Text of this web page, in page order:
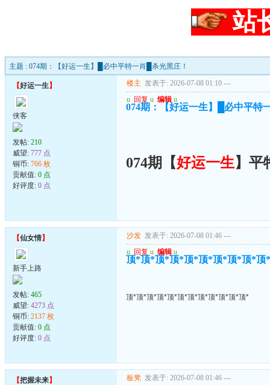
站
主题 : 074期：【好运一生】█必中平特一肖█杀光黑庄！
【好运一生】
侠客
发帖: 210
威望: 777 点
铜币: 766 枚
贡献值: 0 点
好评度: 0 点
楼主 发表于: 2026-07-08 01:10 ---
u 回复 u 编辑 u
074期：【好运一生】█必中平特
074期【好运一生】
【仙女情】
新手上路
发帖: 465
威望: 4273 点
铜币: 2137 枚
贡献值: 0 点
好评度: 0 点
沙发 发表于: 2026-07-08 01:46 ---
u 回复 u 编辑 u
顶*顶*顶*顶*顶*顶*顶*顶*顶*顶
顶*顶*顶*顶*顶*顶*顶*顶*顶*顶*顶*顶*
【把握未来】 板凳 发表于: 2026-07-08 01:46 ---